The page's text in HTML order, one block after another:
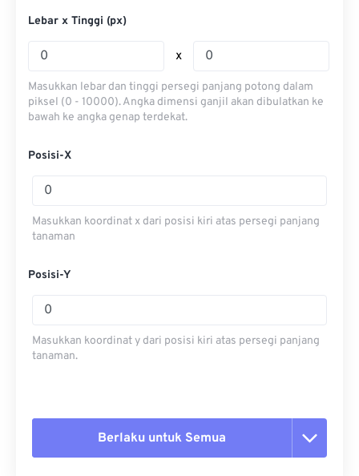
Lebar x Tinggi (px)
x
Masukkan lebar dan tinggi persegi panjang potong dalam
piksel (0 - 10000). Angka dimensi ganjil akan dibulatkan ke
bawah ke angka genap terdekat.
Posisi-X
Masukkan koordinat x dari posisi kiri atas persegi panjang
tanaman
Posisi-Y
Masukkan koordinat y dari posisi kiri atas persegi panjang
tanaman.
Berlaku untuk Semua